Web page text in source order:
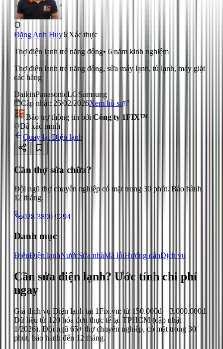
Đặng Anh Huy
Xác thực
Thợ điện lạnh trẻ năng động• 6 năm kinh nghiệm
Thợ điện lạnh trẻ năng động, sửa máy lạnh, tủ lạnh, máy giặt
các hãng
DaikinPanasonicLGSamsung
Cập nhật: 25/02/2026Xem hồ sơ
Bảo trợ thông tin bởi Công ty 1FIX™
Đã xác minh
Quay lại Điện lạnh
Cần thợ sửa chữa?
Đội ngũ thợ chuyên nghiệp có mặt trong 30 phút. Bảo hành
12 tháng.
028 3890 9294
Danh mục
ĐiệnĐiện lạnhNướcSửa nhàMã lỗiHướng dẫnDịch vụ
Cần sửa điện lạnh? Ước tính chi phí
ngay
Giá dịch vụ Điện lạnh tại 1Fix.vn: từ 150.000đ– 3.000.000đ.
Dữ liệu từ 120 hóa đơn thực tế tại TPHCM (cập nhật
1/2026). Đội ngũ 65+ thợ chuyên nghiệp, có mặt trong 30
phút, bảo hành đến 12 tháng.